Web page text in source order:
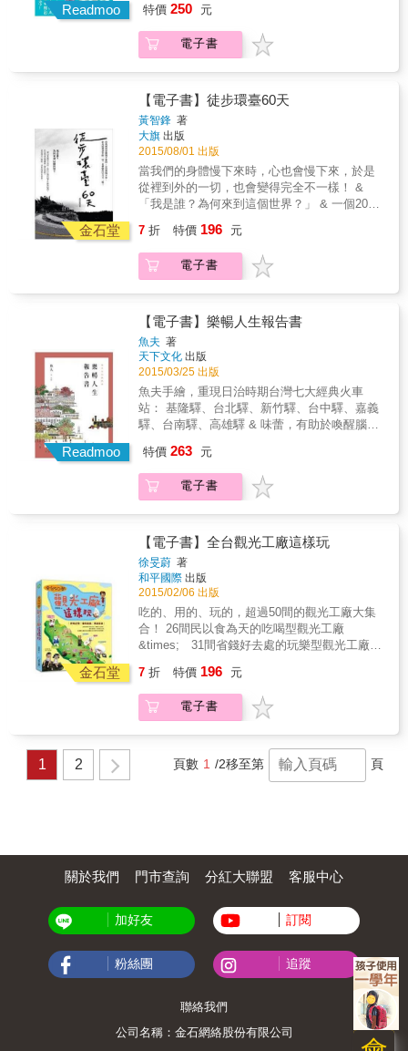
景點好好拍，在台灣就可以環遊世界，彷彿身
不再抱怨你不用心。 5. 內含約會聖地求愛撇
步，獨一無二的嘎式浪浪漫一次傳授！ & 五大
旅遊主題： 1. 夢幻公主篇：收錄女孩兒最喜歡
的夢幻主題，和Hello Kitty一起打棒球、客製的
人像咖啡拉花、色彩繽紛的馬賽克童話小屋和
充滿驚喜的熱融巧克力球&hellip;&hellip;讓女生
們享受公主般的寵愛體驗。 2. 異國特色篇：不
用出國，在台灣就可以享受到：日式庭園景
致、道地馬來西亞料理、英國大草原、杜拜豪
華住宿和南洋風高腳屋體驗等等。 3. 超值享受
篇：完美的約會誰說一定要花大錢？這個主題
收錄了：可以180度俯瞰北夜景和飛機起降的祕
密景點、可以在高空旋轉餐廳享用平價餐點、
手拿著新鮮海產炸物享受漁港風景
&hellip;&hellip;，超高CP質就在這裡！ 4. 私密
獨棟VILLA、近距離接觸瀑布享受負離子和更勝
伯朗大道花東景致，全部都報你知！ 5. 特別主
題篇：流俗景點去到膩了嗎？這個主題絕對會
讓你們說出：「怎麼這麼特別！」在火車車廂
裡看海吃飯還可以住宿、不帶你喝咖啡而是教
你品咖啡的咖啡店、堪稱恐怖版「環球影城」
的抱抱聖地，還有全台「最大根」、最讓人害
羞的源神等你們來參觀。
Readmoo
路向南奔馳，足跡踏遍苗栗、台中、彰化、嘉
義、台南、高雄、花蓮、台東、澎湖、蘭嶼、
馬祖&hellip;&hellip;台灣的美麗生態 Ｘ 大自然
High！ 小鎮之旅 ‖ 菁桐、侯硐、平溪、淡水、
八里、新港、布袋&hellip;&hellip; 美食嚐鮮 ‖
大閘蟹、原住民風味餐、豆腐料理、開運三寶
飯、古早味鹹粿&hellip; 生態探險 ‖ 三峽溯溪、
桃園拉拉山散步、南投水漾森林露營、台東嘉
明湖登山&hellip;&hellip; 文化體驗 ‖ 苗栗燈籠
DIY、彰化襪子娃娃DIY、台南鹽水蜂炮、北港
媽祖繞境&hellip; 新奇玩法 ‖竹南龍鳳漁港乘船
海釣、花蓮和平潛水、台東抓溪蝦
特價 250 元
電子書
金石堂
【電子書】徒步環臺60天
黃智鋒 著
大旗 出版
2015/08/01 出版
當我們的身體慢下來時，心也會慢下來，於是
從裡到外的一切，也會變得完全不一樣！ &
「我是誰？為何來到這個世界？」 & 一個20來
是隻身用雙腳踏上環島旅程，從認識自己開
始，重新認識外在世界。 & 第1天，我隻身上
路， & 60天後，我在環島路上不只遇見我自
學，從農村到城市，讓他心底深處從此帶有回
不去的鄉愁。 & 「其實我們每一個人都在流
浪，每天、每分、每秒都在流浪，上班下班，
開心不開心，所以流浪未必是實在的出走，而
是在這叫做人生的旅途上，我們的心，每分每
秒也在流浪當中。」 & 從他的文字裡，可以感
受到他超乎年齡的想法，字裡行間在在流露出
不屬於這個年紀的哲思，與他人生此刻既留的
真誠之心，不斷在內心裡劇烈碰撞著，於是他
己。 & 「你今次不走，這樣就一輩子了。」 &
姐姐的一句話，把他埋藏心中兩年的計畫推向
了現實的彼端，於是他一個人踏上了與自我對
究竟是誰。每當身體走不下去時，或心裡出現
放棄的念頭時，他都在與自己對抗，也在與自
我溝通。 & 這是他的遊記，他的隨筆散文，也
是他在每個地方所親身經歷的故事，但唯獨不
是一本吃喝玩樂的旅遊工具書，而是真切紀錄
不同的人、不同的自已，以及不同的物，存活
在這相同時空下的故事。
7 折 特價 196 元
電子書
Readmoo
【電子書】樂暢人生報告書
魚夫 著
天下文化 出版
2015/03/25 出版
魚夫手繪，重現日治時期台灣七大經典火車
站： 基隆驛、台北驛、新竹驛、台中驛、嘉義
驛、台南驛、高雄驛 & 味蕾，有助於喚醒腦細
過往曾有的美麗。 魚夫帶你全台趴趴走，看建
築、吃美食。 深入走訪各地舊時風情，感受老
城底蘊深厚的人文與歷史。 & 台灣是個寶島，
築（那些被拆掉的，魚夫畫回來了），深入走
訪各地舊時風情。講的不只旅遊、美食，而是
用一個實在生活者的眼光，來感受老城底蘊深
厚的人文與歷史。 & 書中收錄魚夫精細手繪七
座古早火車站（基隆、台北、新竹、台中、嘉
義、台南、高雄），以此為骨幹，探訪多元美
食小吃及老城建築身世，並配以豐富手繪圖，
加上親自拍攝與剪輯的影片（掃描書中各篇QR
Code即可連結看影片），閱讀文字之餘，還能
無前例，七大市長，手牽手推薦﹗ & 台北市長
柯文哲：有人問我你今晚吃了什麼？我常回
答：反正就是醣類、蛋白質、脂肪之組合而
已。我是完全和美食扯不上關係的人，結果這
本書我竟然一口氣從頭到尾讀完還津津有味。
灣常民小吃飲食文化&hellip;&hellip;匯聚成這本
圖文並茂的祕笈。相信讀完之後，可以大增對
看，這是一本名人導覽的類旅遊書。
&hellip;&hellip;一讀之下，很驚豔。 & 嘉義市
長涂醒哲：展書閱讀，就像品嚐一杯富有層次
感的好咖啡，凝香回甘，覺得身在台灣是如此
美好呢！ & 新竹市長林智堅：一場場圖文並茂
的知識性饗宴，讓人由衷體會，真正品嚐美
食，不只於味蕾的感動，背後的故事，讓滋味
更豐盈深刻。 & 台中市長林佳龍：魚夫以全國
七大驛站為經，地方知名小吃為緯，追本溯
特價 263 元
電子書
金石堂
【電子書】全台觀光工廠這樣玩
徐旻蔚 著
和平國際 出版
2015/02/06 出版
吃的、用的、玩的，超過50間的觀光工廠大集
合！ 26間民以食為天的吃喝型觀光工廠
&times; 31間省錢好去處的玩樂型觀光工廠
假日走一趟觀光工廠吧！ 邊玩邊探索，發現在
地之美 & &rarr;看似簡單樸實的米粉，其實是需
要經過重重繁複的製作過程！ &rarr;一圈一圈
幻逸品！ &rarr;陶藝不止需要強大的專注力，更
造兩人的浪漫，不必花大錢買禮物，也不用吃
大餐約會，經濟實惠的小物精巧可愛；一起動
的生活裡，揪幾個三五好友一起出門透透氣！
除了逛街、下午茶行程之外，觀光工廠正夯！
喝‧玩‧樂，通包！ & 精選50間up&uarr;的觀光工
廠，有提供準爸媽見習的孕婦裝觀光工廠；孩
子們可以盡情揮灑創意的蜡藝彩繪館；情侶約
會聖地之一的大黑松小倆口博物館；全台灣人
&hellip;&hellip;等等。 & 【吃&times;喝】不再
7 折 特價 196 元
電子書
1 2 頁數 1 /2移至第 頁
關於我們 門市查詢 分紅大聯盟 客服中心
加好友 訂閱
粉絲團 追蹤
聯絡我們
公司名稱：金石網絡股份有限公司